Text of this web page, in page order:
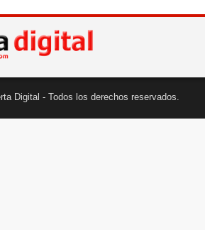
Digital - Todos los derechos reservados.